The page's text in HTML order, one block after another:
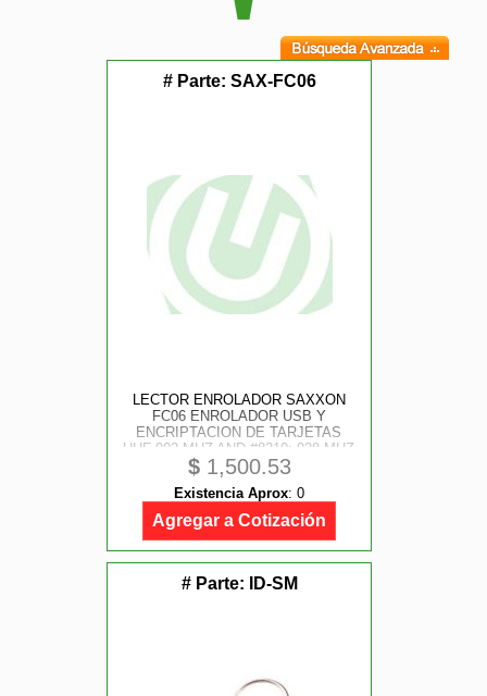
# Parte: SAX-FC06
LECTOR ENROLADOR SAXXON
FC06 ENROLADOR USB Y
ENCRIPTACION DE TARJETAS
UHF 902 MHZ AND #8210; 928 MHZ
/ COMPATIBLE CON LECTORAS
SAXXON SAXR2656, SAXR2657
$1,500.53
Existencia Aprox: 0
Agregar a Cotización
# Parte: ID-SM